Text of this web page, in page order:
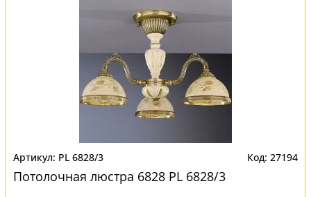
PL 6828/3 27194
Потолочная люстра 6828 PL 6828/3